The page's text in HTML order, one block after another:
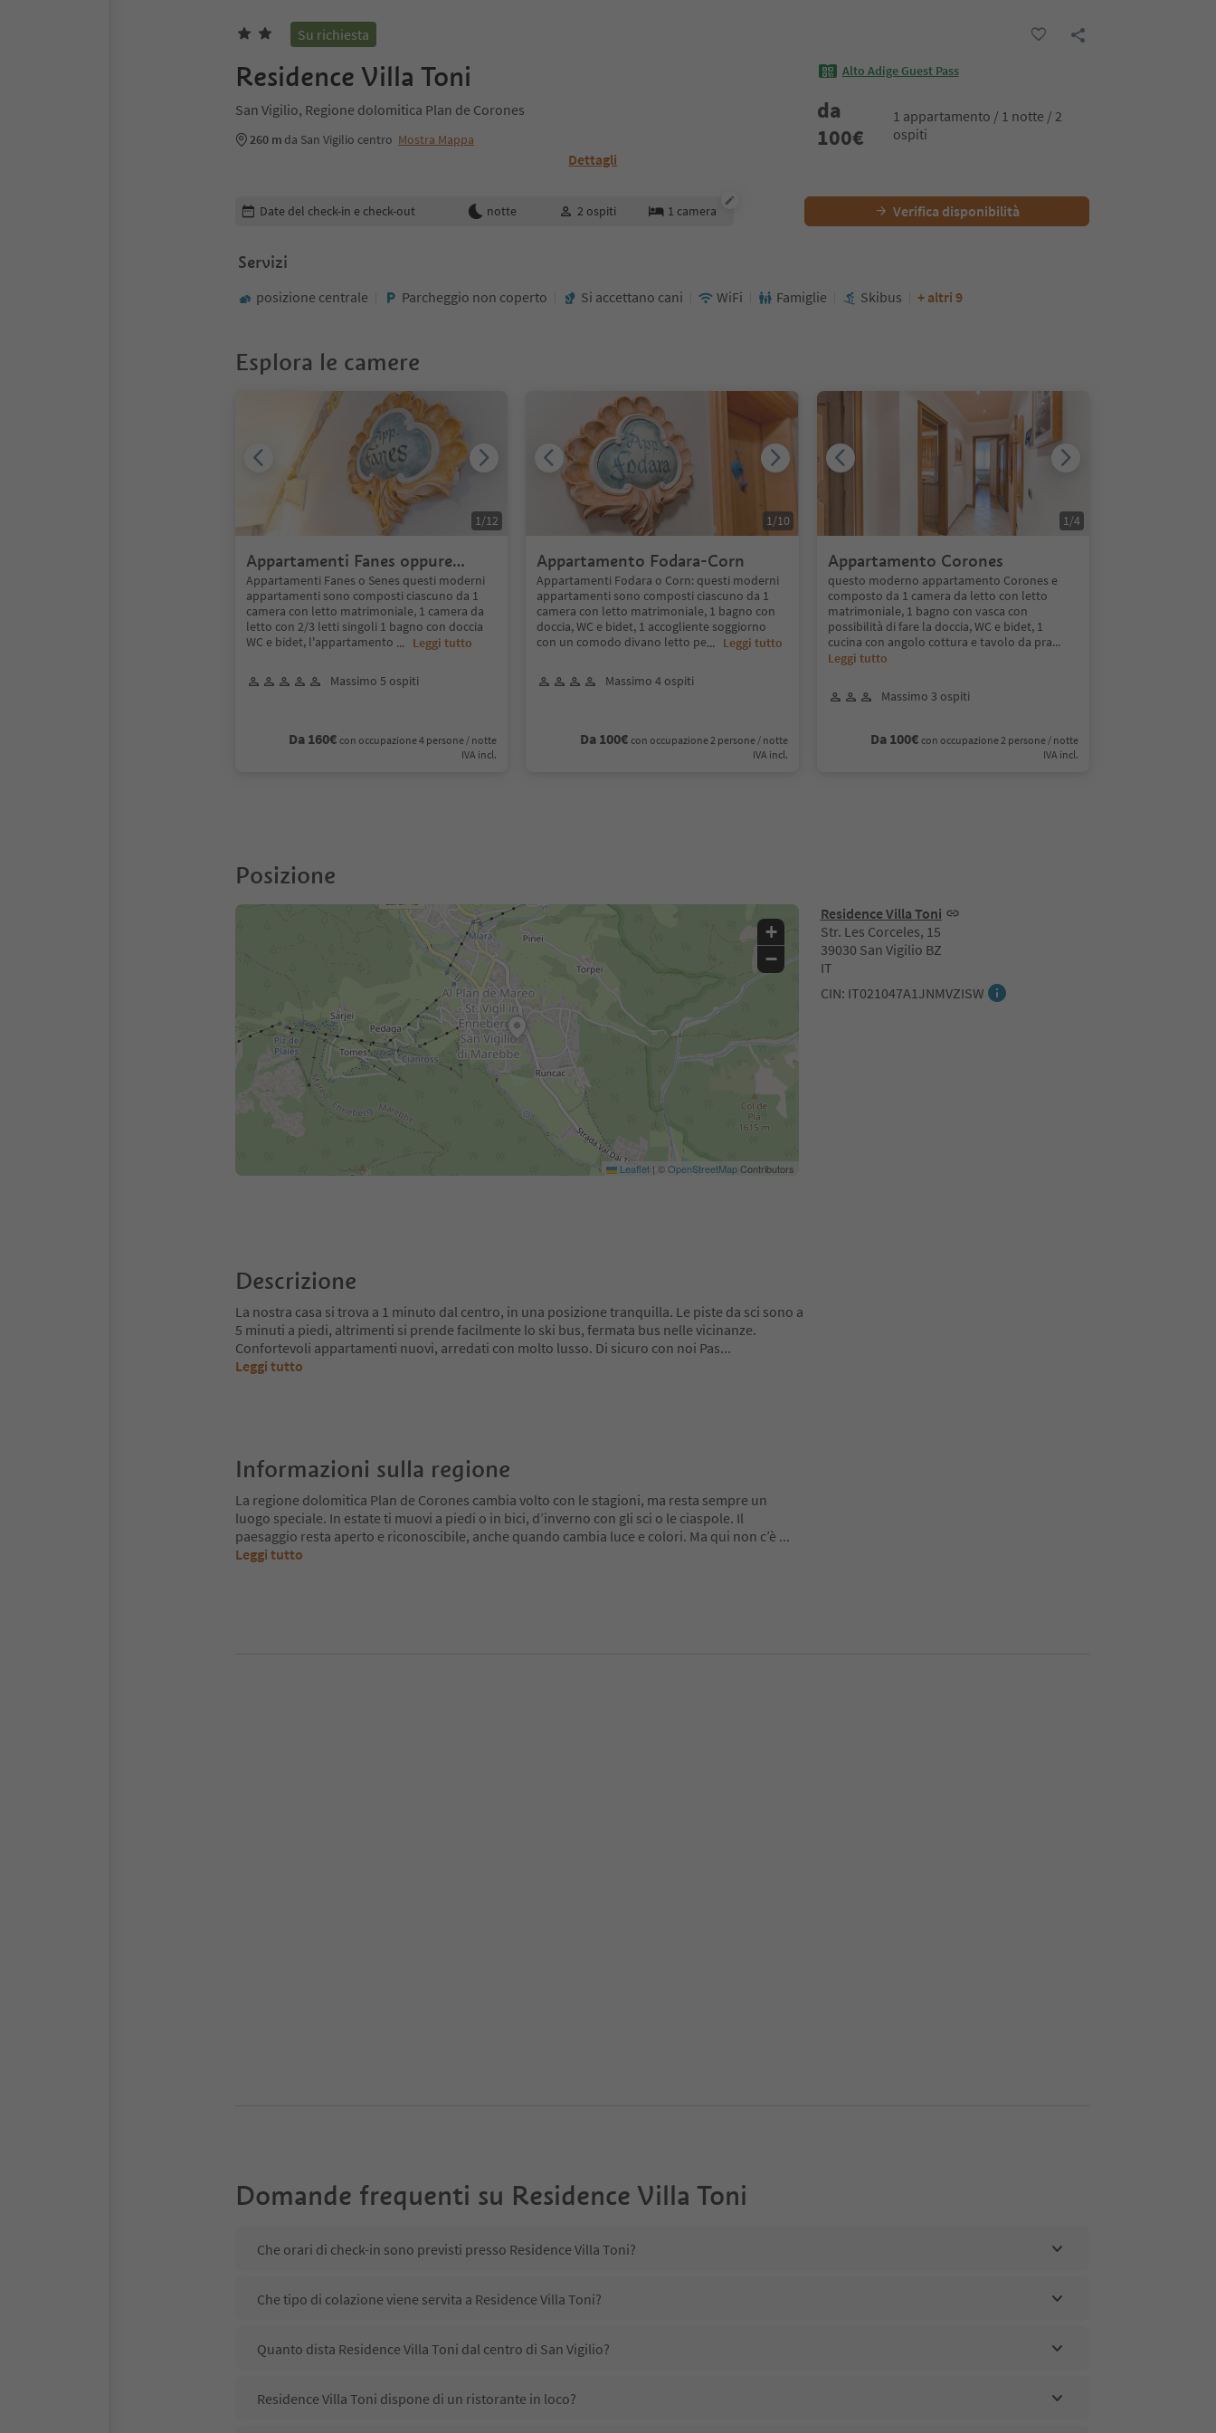
Su richiesta
Residence Villa Toni
San Vigilio, Regione dolomitica Plan de Corones
260 m da San Vigilio centro Mostra Mappa
Dettagli
Alto Adige Guest Pass
da
100€
1 appartamento / 1 notte / 2
ospiti
Modifica i dettagli della prenotazione
Date del check-in e check-out notte 2 ospiti 1 camera Verifica disponibilità
Servizi
posizione centrale Parcheggio non coperto Si accettano cani WiFi Famiglie Skibus + altri 9
Esplora le camere
Appartamenti Fanes oppure
Senes
Appartamenti Fanes o Senes questi moderni
appartamenti sono composti ciascuno da 1
camera con letto matrimoniale, 1 camera da
letto con 2/3 letti singoli 1 bagno con doccia
WC e bidet, l'appartamento ... Leggi tutto
Massimo 5 ospiti
Da 160€ con occupazione 4 persone / notte
IVA incl.
1/12
Appartamento Fodara-Corn
Appartamenti Fodara o Corn: questi moderni
appartamenti sono composti ciascuno da 1
camera con letto matrimoniale, 1 bagno con
doccia, WC e bidet, 1 accogliente soggiorno
con un comodo divano letto pe... Leggi tutto
Massimo 4 ospiti
Da 100€ con occupazione 2 persone / notte
IVA incl.
1/10
Appartamento Corones
questo moderno appartamento Corones e
composto da 1 camera da letto con letto
matrimoniale, 1 bagno con vasca con
possibilità di fare la doccia, WC e bidet, 1
cucina con angolo cottura e tavolo da pra...
Leggi tutto
Massimo 3 ospiti
Da 100€ con occupazione 2 persone / notte
IVA incl.
1/4
Posizione
Residence Villa Toni
Str. Les Corceles, 15
39030 San Vigilio BZ
IT
CIN: IT021047A1JNMVZISW
+
−
Leaflet | ©OpenStreetMapContributors
Descrizione
La nostra casa si trova a 1 minuto dal centro, in una posizione tranquilla. Le piste da sci sono a
5 minuti a piedi, altrimenti si prende facilmente lo ski bus, fermata bus nelle vicinanze.
Confortevoli appartamenti nuovi, arredati con molto lusso. Di sicuro con noi Pas...
Leggi tutto
Informazioni sulla regione
La regione dolomitica Plan de Corones cambia volto con le stagioni, ma resta sempre un
luogo speciale. In estate ti muovi a piedi o in bici, d’inverno con gli sci o le ciaspole. Il
paesaggio resta aperto e riconoscibile, anche quando cambia luce e colori. Ma qui non c’è ...
Leggi tutto
Domande frequenti su Residence Villa Toni
Che orari di check-in sono previsti presso Residence Villa Toni?
Che tipo di colazione viene servita a Residence Villa Toni?
Quanto dista Residence Villa Toni dal centro di San Vigilio?
Residence Villa Toni dispone di un ristorante in loco?